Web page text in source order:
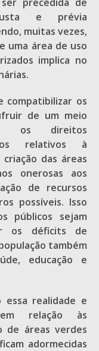
justa e prévia
muitas vezes,
uma área de uso
implica no
compatibilizar os
de um meio
os direitos
relativos à
das áreas
onerosas aos
de recursos
possíveis. Isso
públicos sejam
os déficits de
também
educação e
essa realidade e
relação às
de áreas verdes
adormecidas